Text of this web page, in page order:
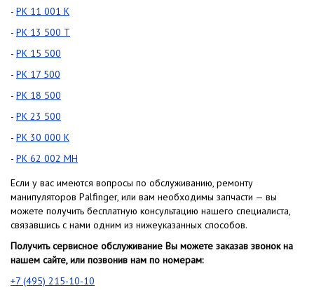
- PK 11 001 K
- PK 13 500 T
- PK 15 500
- PK 17 500
- PK 18 500
- PK 23 500
- PK 30 000 K
- PK 62 002 MH
Если у вас имеются вопросы по обслуживанию, ремонту
манипуляторов Palfinger, или вам необходимы запчасти — вы
можете получить бесплатную консультацию нашего специалиста,
связавшись с нами одним из нижеуказанных способов.
Получить сервисное обслуживание Вы можете заказав звонок на
нашем сайте, или позвонив нам по номерам:
+7 (495) 215-10-10